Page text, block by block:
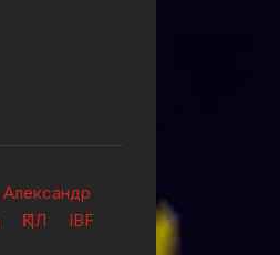
Александр
ҚПЛ
IBF